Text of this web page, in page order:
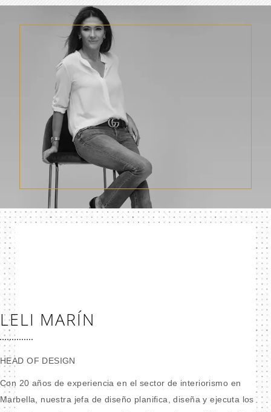
LELI MARÍN
HEAD OF DESIGN
Con 20 años de experiencia en el sector de interiorismo en
Marbella, nuestra jefa de diseño planifica, diseña y ejecuta los